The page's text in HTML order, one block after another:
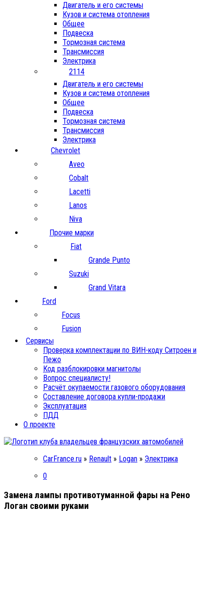
Двигатель и его системы
Кузов и система отопления
Общее
Подвеска
Тормозная система
Трансмиссия
Электрика
2114
Двигатель и его системы
Кузов и система отопления
Общее
Подвеска
Тормозная система
Трансмиссия
Электрика
Chevrolet
Aveo
Cobalt
Lacetti
Lanos
Niva
Прочие марки
Fiat
Grande Punto
Suzuki
Grand Vitara
Ford
Focus
Fusion
Сервисы
Проверка комплектации по ВИН-коду Ситроен и
Пежо
Код разблокировки магнитолы
Вопрос специалисту!
Расчёт окупаемости газового оборудования
Составление договора купли-продажи
Эксплуатация
ПДД
О проекте
CarFrance.ru » Renault » Logan » Электрика
0
Замена лампы противотуманной фары на Рено
Логан своими руками